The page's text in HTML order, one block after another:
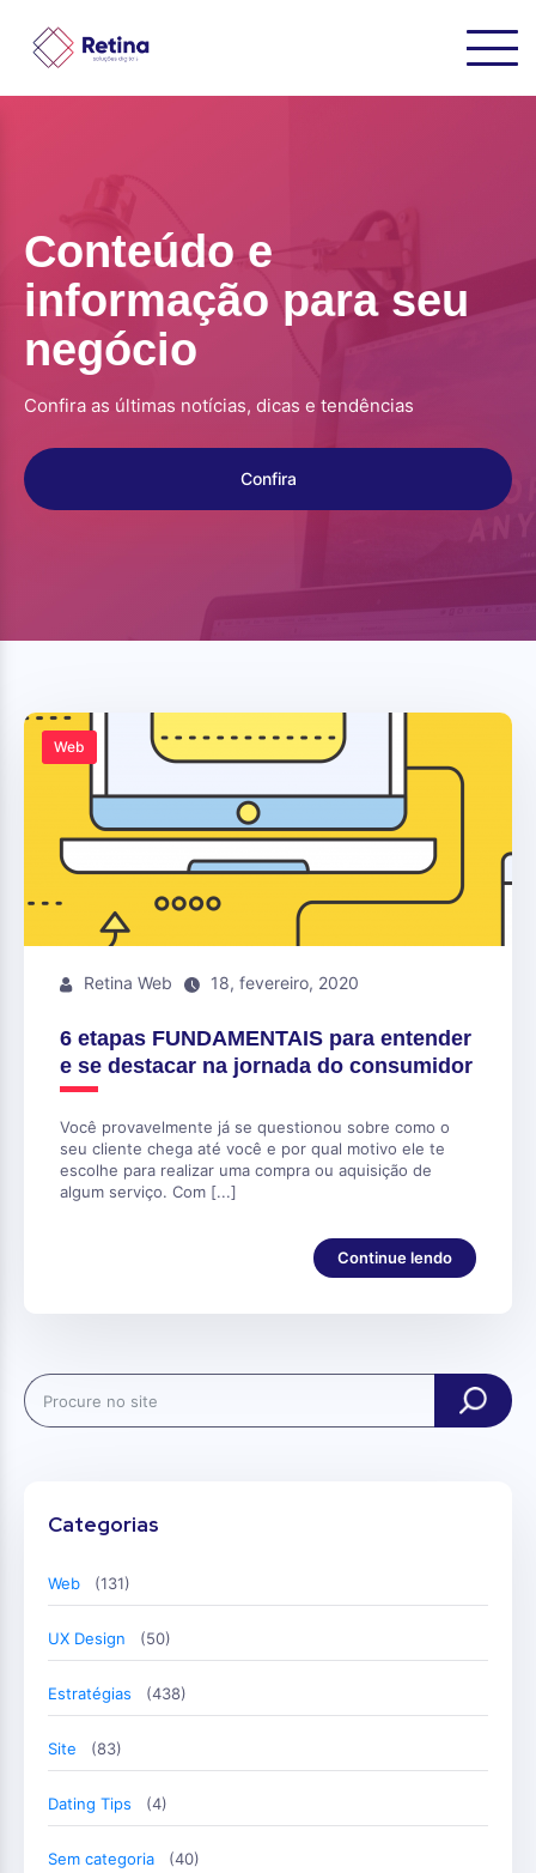
Conteúdo e
informação para seu
negócio
Confira as últimas notícias, dicas e tendências
Confira
Web
Retina Web 18, fevereiro, 2020
6 etapas FUNDAMENTAIS para entender
e se destacar na jornada do consumidor
Você provavelmente já se questionou sobre como o
seu cliente chega até você e por qual motivo ele te
escolhe para realizar uma compra ou aquisição de
algum serviço. Com [...]
Continue lendo
Search
Categorias
Web (131)
UX Design (50)
Estratégias (438)
Site (83)
Dating Tips (4)
Sem categoria (40)